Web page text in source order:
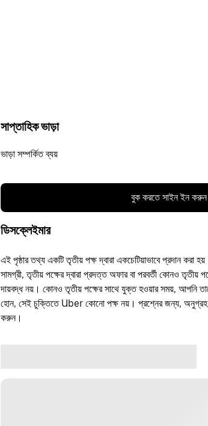
সাপ্তাহিক ভাড়া
ভাড়া সম্পর্কিত ব্যয়
বুক করতে সাইন ইন করুন
ডিসক্লেইমার
এই পৃষ্ঠার তথ্য একটি তৃতীয় পক্ষ দ্বারা একচেটিয়াভাবে প্রদান করা
সামগ্রী, তৃতীয় পক্ষের দ্বারা প্রদত্ত অফার বা পরবর্তী কোনও
দায়বদ্ধ নয়। কোনও তৃতীয় পক্ষের সাথে যুক্ত হওয়ার সময়, আপনি
হোন, সেই চুক্তিতে Uber কোনো পক্ষ নয়। প্রশ্নের জন্য, অনুগ্রহ
করুন।